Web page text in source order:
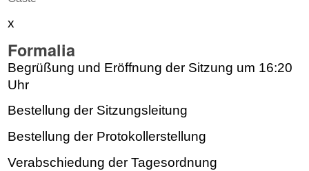
x
Formalia
Begrüßung und Eröffnung der Sitzung um 16:20
Uhr
Bestellung der Sitzungsleitung
Bestellung der Protokollerstellung
Verabschiedung der Tagesordnung